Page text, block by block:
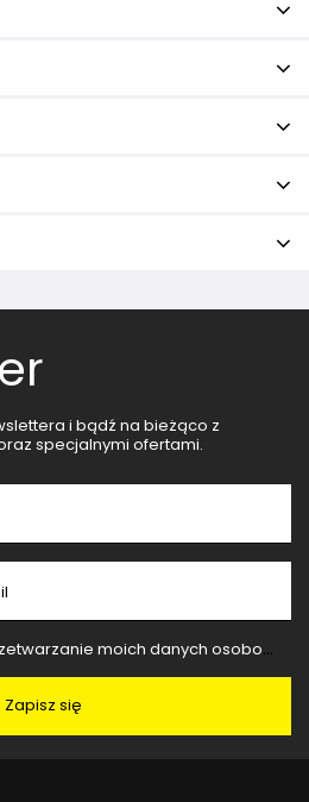
i bądź na bieżąco z
specjalnymi ofertami.
e-mail) na potrzeby wysyłki newslettera z informacją handlową (marketing). Więcej w
Zapisz się